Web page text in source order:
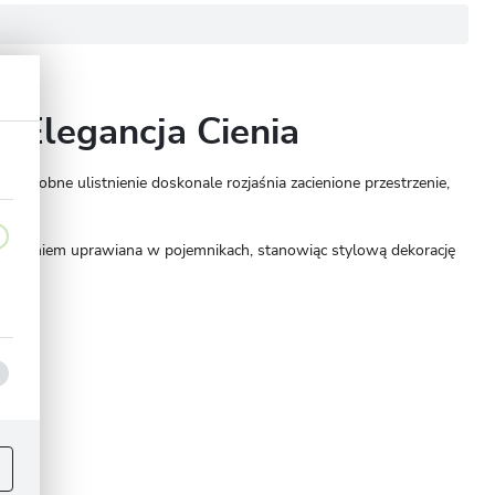
Elegancja Cienia
ulistnienie doskonale rozjaśnia zacienione przestrzenie,
uprawiana w pojemnikach, stanowiąc stylową dekorację